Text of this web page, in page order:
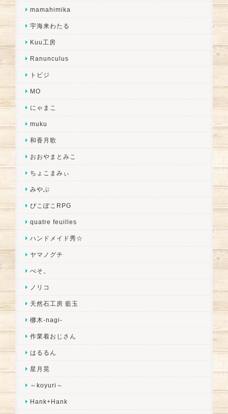
mamahimika
宇海来わたる
Kuu工房
Ranunculus
トビジ
MO
にゃまこ
muku
和香月歌
おおやまとみこ
ちょこまみぃ
みやぶ
ぴこぽこRPG
quatre feuilles
ハンドメイド秀☆
ヤマノグチ
ぺそ。
ノリコ
天然石工房 藍玉
梛木-nagi-
作業着おじさん
はるるん
星月晃
～koyuri～
Hank+Hank